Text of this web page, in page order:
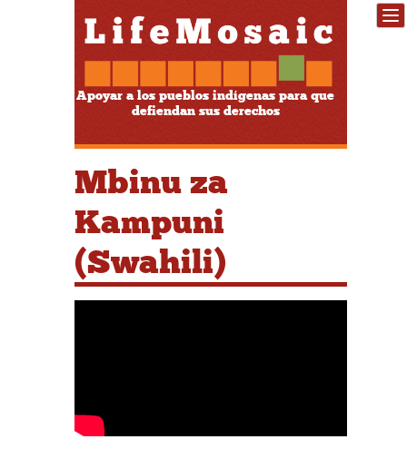
Apoyar a los pueblos indígenas para que
defiendan sus derechos
Mbinu za
Kampuni
(Swahili)